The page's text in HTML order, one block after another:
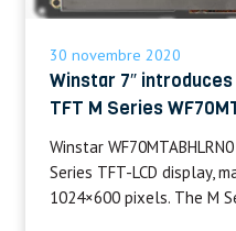
30 novembre 2020
Winstar 7″ introduces
TFT M Series
Winstar
Series TFT-LCD display,
1024×600 pixels. The M